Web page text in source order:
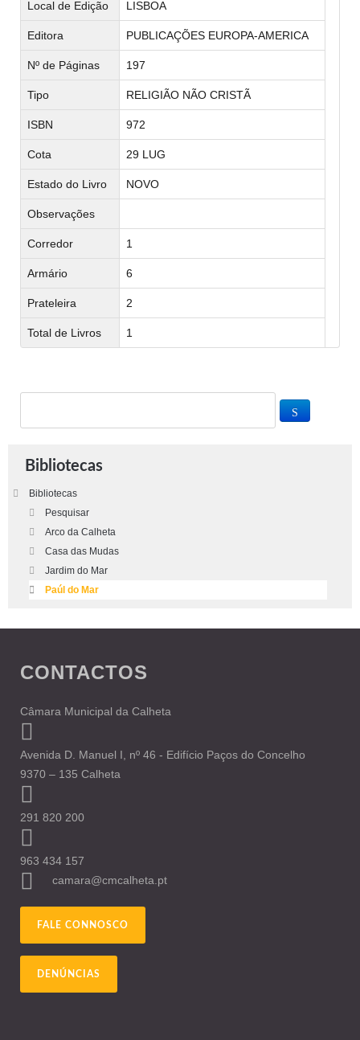
Local de Edição LISBOA
Editora PUBLICAÇÕES EUROPA-AMERICA
Nº de Páginas 197
Tipo RELIGIÃO NÃO CRISTÃ
ISBN 972
Cota 29 LUG
Estado do Livro NOVO
Observações
Corredor 1
Armário 6
Prateleira 2
Total de Livros 1
Bibliotecas
Bibliotecas
Pesquisar
Arco da Calheta
Casa das Mudas
Jardim do Mar
Paúl do Mar
CONTACTOS
Câmara Municipal da Calheta
Avenida D. Manuel I, nº 46 - Edifício Paços do Concelho
9370 – 135 Calheta
291 820 200
963 434 157
camara@cmcalheta.pt
FALE CONNOSCO
DENÚNCIAS